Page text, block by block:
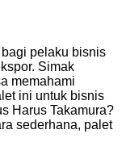
pelaku bisnis
Simak
memahami
ini untuk bisnis
Harus Takamura?
sederhana, palet